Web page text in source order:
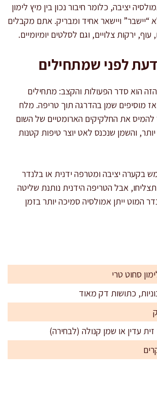
יציבה, כלומר חיבור נכון בין מיץ לימון
“יישבר” ויישאר אחיד ומבריק. אתם מקבלים
ירקות צלויים, וגם לסלטים יומיומיים.
לפני שמתחילים
הוא סדר הפעולות והקצב: מתחילים
מוסיפים שמן בהדרגה תוך טריפה. מלח
את החלקיקים הארומטיים של השום
והשמן שנכנס לאט יוצר טיפות קטנות
בקערה יציבה ומטרפה ידנית או בלנדר
אבל הטריפה הידנית נותנת שליטה
המוט ייתן אמולסיה סמיכה יותר בזמן